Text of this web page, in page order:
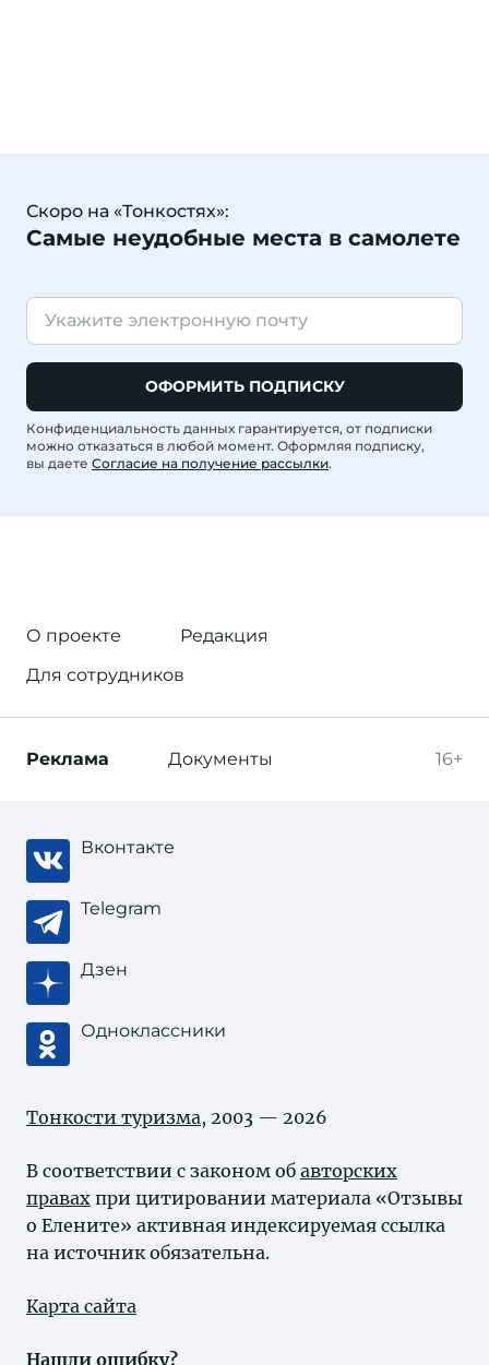
Скоро на «Тонкостях»:
Самые неудобные места в самолете
ОФОРМИТЬ ПОДПИСКУ
Конфиденциальность данных гарантируется, от подписки
можно отказаться в любой момент. Оформляя подписку,
вы даете Согласие на получение рассылки.
О проекте
Редакция
Для сотрудников
16+
Реклама Документы
Вконтакте
Telegram
Дзен
Одноклассники
Тонкости туризма, 2003 — 2026
В соответствии с законом об авторских
правах при цитировании материала «Отзывы
о Елените» активная индексируемая ссылка
на источник обязательна.
Карта сайта
Нашли ошибку?